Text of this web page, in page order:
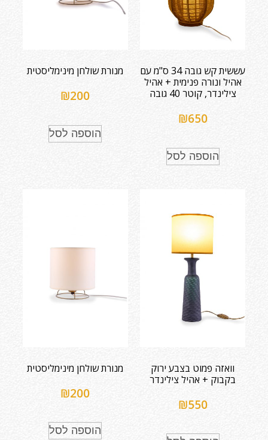
עששית קש גובה 34 ס"מ עם
אהיל ונורה פנימית + אהיל
צילינדר, קוטר 40 גובה
₪650
הוספה לסל
מנורת שולחן מינימליסטית
₪200
הוספה לסל
וואזה פמוט בצבע ירוק
בקבוק + אהיל צילינדר
₪550
מנורת שולחן מינימליסטית
₪200
הוספה לסל